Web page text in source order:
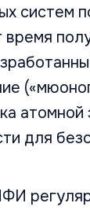
систем
атомной
для